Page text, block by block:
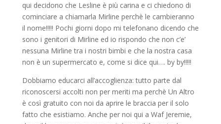
qui decidono che Lesline è più carina e ci chiedono di
cominciare a chiamarla Mirline perchè le cambieranno
il nome!!!!! Pochi giorni dopo mi telefonano dicendo che
sono i genitori di Mirline ed io rispondo che non c’e’
nessuna Mirline tra i nostri bimbi e che la nostra casa
non è un supermercato e, come si dice qui…. by by!!!!!
Dobbiamo educarci all’accoglienza: tutto parte dal
riconoscersi accolti non per meriti ma perchè Un Altro
è così gratuito con noi da aprire le braccia per il solo
fatto che esistiamo. Anche per noi qui a Waf Jeremie,